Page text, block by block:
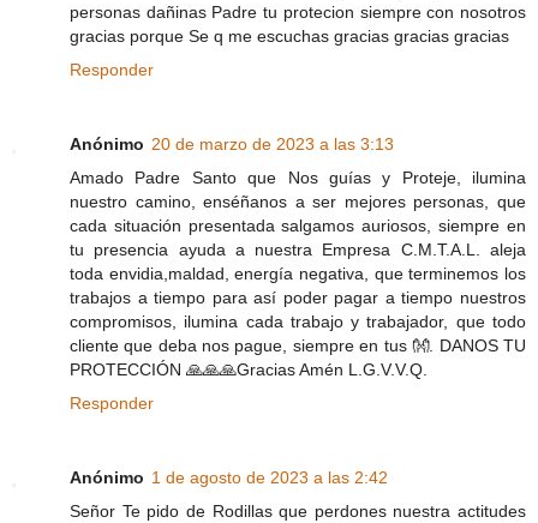
personas dañinas Padre tu protecion siempre con nosotros
gracias porque Se q me escuchas gracias gracias gracias
Responder
Anónimo 20 de marzo de 2023 a las 3:13
Amado Padre Santo que Nos guías y Proteje, ilumina
nuestro camino, enséñanos a ser mejores personas, que
cada situación presentada salgamos auriosos, siempre en
tu presencia ayuda a nuestra Empresa C.M.T.A.L. aleja
toda envidia,maldad, energía negativa, que terminemos los
trabajos a tiempo para así poder pagar a tiempo nuestros
compromisos, ilumina cada trabajo y trabajador, que todo
cliente que deba nos pague, siempre en tus 👐. DANOS TU
PROTECCIÓN 🙏🙏🙏Gracias Amén L.G.V.V.Q.
Responder
Anónimo 1 de agosto de 2023 a las 2:42
Señor Te pido de Rodillas que perdones nuestra actitudes